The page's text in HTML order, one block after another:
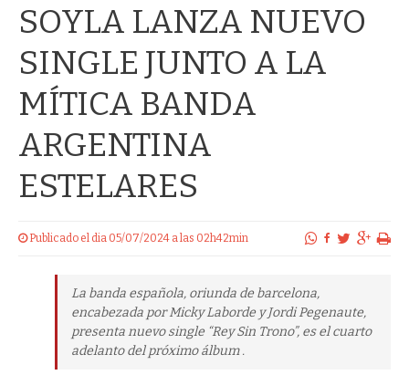
SOYLA LANZA NUEVO
SINGLE JUNTO A LA
MÍTICA BANDA
ARGENTINA
ESTELARES
Publicado el dia 05/07/2024 a las 02h42min
La banda española, oriunda de barcelona,
encabezada por Micky Laborde y Jordi Pegenaute,
presenta nuevo single “Rey Sin Trono”, es el cuarto
adelanto del próximo álbum .